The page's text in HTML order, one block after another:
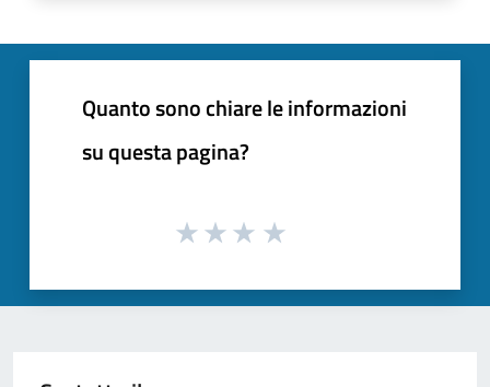
Quanto sono chiare le informazioni
su questa pagina?